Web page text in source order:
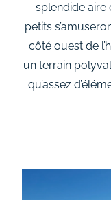
splendide aire
petits
côté ouest de
un terrain
qu’assez